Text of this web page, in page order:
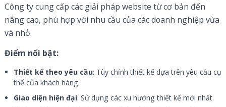
Công ty cung cấp các giải pháp website từ cơ bản đến
nâng cao, phù hợp với nhu cầu của các doanh nghiệp vừa
và nhỏ.
Điểm nổi bật:
Thiết kế theo yêu cầu: Tùy chỉnh thiết kế dựa trên yêu cầu cụ
thể của khách hàng.
Giao diện hiện đại: Sử dụng các xu hướng thiết kế mới nhất.